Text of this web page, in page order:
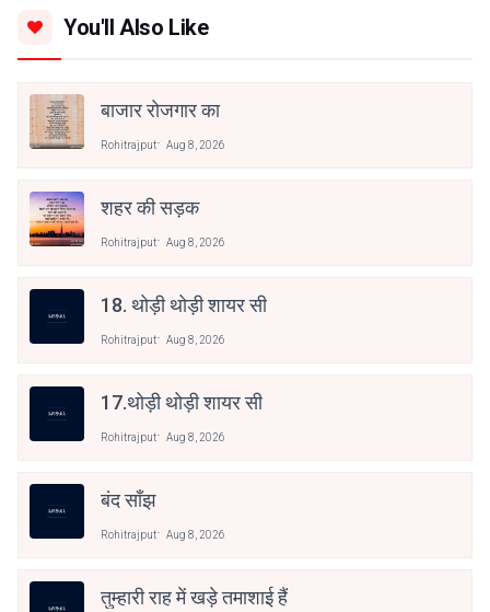
You'll Also Like
बाजार रोजगार का
Rohitrajput Aug 8, 2026
शहर की सड़क
Rohitrajput Aug 8, 2026
18. थोड़ी थोड़ी शायर सी
Rohitrajput Aug 8, 2026
17.थोड़ी थोड़ी शायर सी
Rohitrajput Aug 8, 2026
बंद साँझ
Rohitrajput Aug 8, 2026
तुम्हारी राह में खड़े तमाशाई हैं